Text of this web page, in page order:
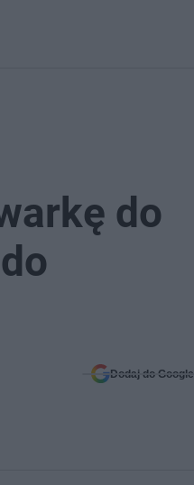
do
Dodaj do Google